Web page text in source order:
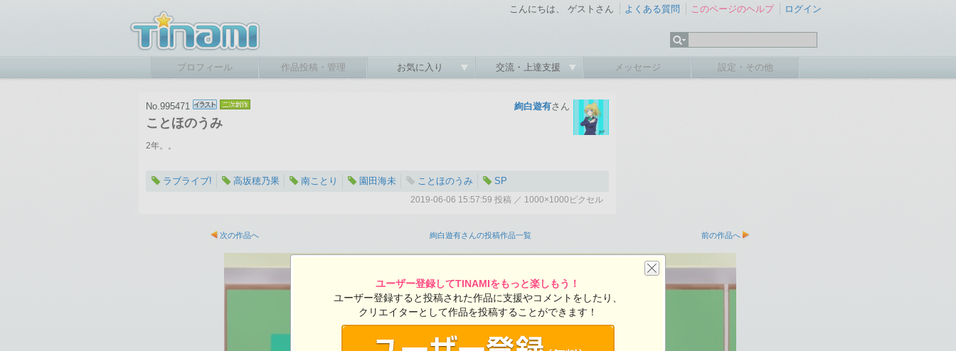
こんにちは、 ゲストさん よくある質問 このページのヘルプ ログイン
プロフィール 作品投稿・管理 お気に入り 交流・上達支援 メッセージ 設定・その他
No.995471
ことほのうみ
絢白遊有さん
2年。。
ラブライブ! 高坂穂乃果 南ことり 園田海未 ことほのうみ SP
2019-06-06 15:57:59 投稿 ／ 1000×1000ピクセル
次の作品へ 絢白遊有さんの投稿作品一覧 前の作品へ
1000×1000ピクセル
ユーザー登録してTINAMIをもっと楽しもう！
ユーザー登録すると投稿された作品に支援やコメントをしたり、
クリエイターとして作品を投稿することができます！